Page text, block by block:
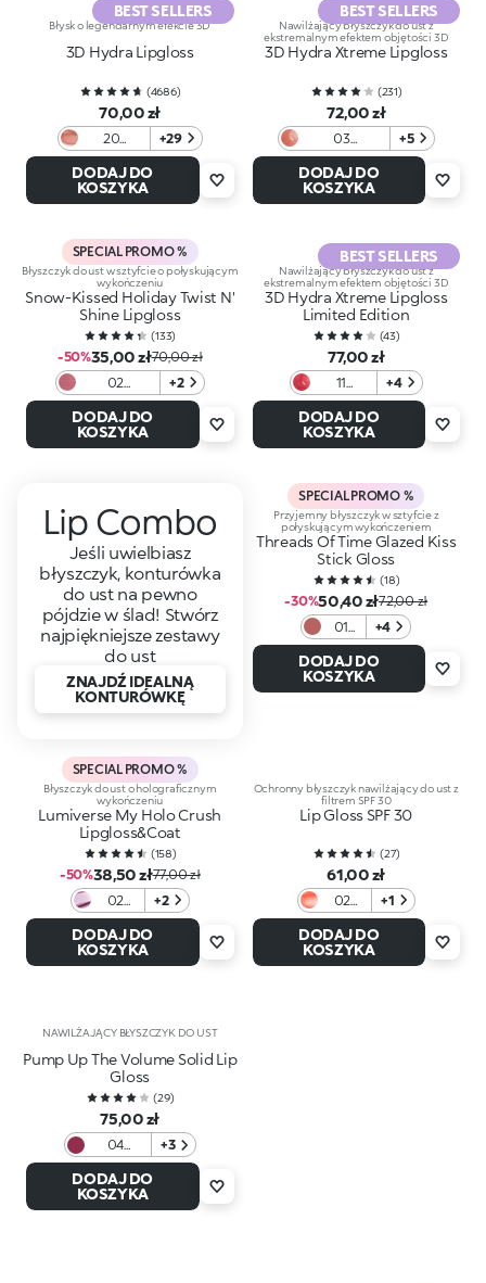
BEST SELLERS
Błysk o legendarnym efekcie 3D
3D Hydra Lipgloss
(4686)
70,00 zł
20
Chestnut
+29
DODAJ DO
KOSZYKA
BEST SELLERS
Nawilżający błyszczyk do ust z
ekstremalnym efektem objętości 3D
3D Hydra Xtreme Lipgloss
(231)
72,00 zł
03
Cocoaquake
+5
DODAJ DO
KOSZYKA
SPECIAL PROMO %
Błyszczyk do ust w sztyfcie o połyskującym
wykończeniu
Snow-Kissed Holiday Twist N'
Shine Lipgloss
(133)
-50%35,00 zł70,00 zł
02
Candycane
Crush
+2
DODAJ DO
KOSZYKA
BEST SELLERS
Nawilżający błyszczyk do ust z
ekstremalnym efektem objętości 3D
3D Hydra Xtreme Lipgloss
Limited Edition
(43)
77,00 zł
11
Crimson
Veil
+4
DODAJ DO
KOSZYKA
Lip Combo
Jeśli uwielbiasz
błyszczyk, konturówka
do ust na pewno
pójdzie w ślad! Stwórz
najpiękniejsze zestawy
do ust
ZNAJDŹ IDEALNĄ
KONTURÓWKĘ
SPECIAL PROMO %
Przyjemny błyszczyk w sztyfcie z
połyskującym wykończeniem
Threads Of Time Glazed Kiss
Stick Gloss
(18)
-30%50,40 zł72,00 zł
01
Drip
Rose
+4
DODAJ DO
KOSZYKA
SPECIAL PROMO %
Błyszczyk do ust o holograficznym
wykończeniu
Lumiverse My Holo Crush
Lipgloss&Coat
(158)
-50%38,50 zł77,00 zł
02
Splash
of
Violet
+2
DODAJ DO
KOSZYKA
Ochronny błyszczyk nawilżający do ust z
filtrem SPF 30
Lip Gloss SPF 30
(27)
61,00 zł
02
Berry
Barrier
+1
DODAJ DO
KOSZYKA
NAWILŻAJĄCY BŁYSZCZYK DO UST
Pump Up The Volume Solid Lip
Gloss
(29)
75,00 zł
04
Mauve
Bouquet
+3
DODAJ DO
KOSZYKA